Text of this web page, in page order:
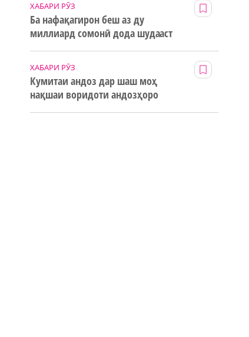
ХАБАРИ РӮЗ
Ба нафақагирон беш аз ду
миллиард сомонӣ дода шудааст
ХАБАРИ РӮЗ
Кумитаи андоз дар шаш моҳ
нақшаи воридоти андозҳоро